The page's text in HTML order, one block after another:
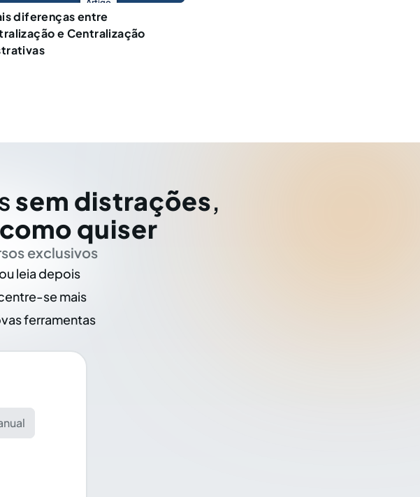
Artigo
diferenças entre
e Centralização
sem distrações,
como quiser
exclusivos
leia depois
se mais
ferramentas